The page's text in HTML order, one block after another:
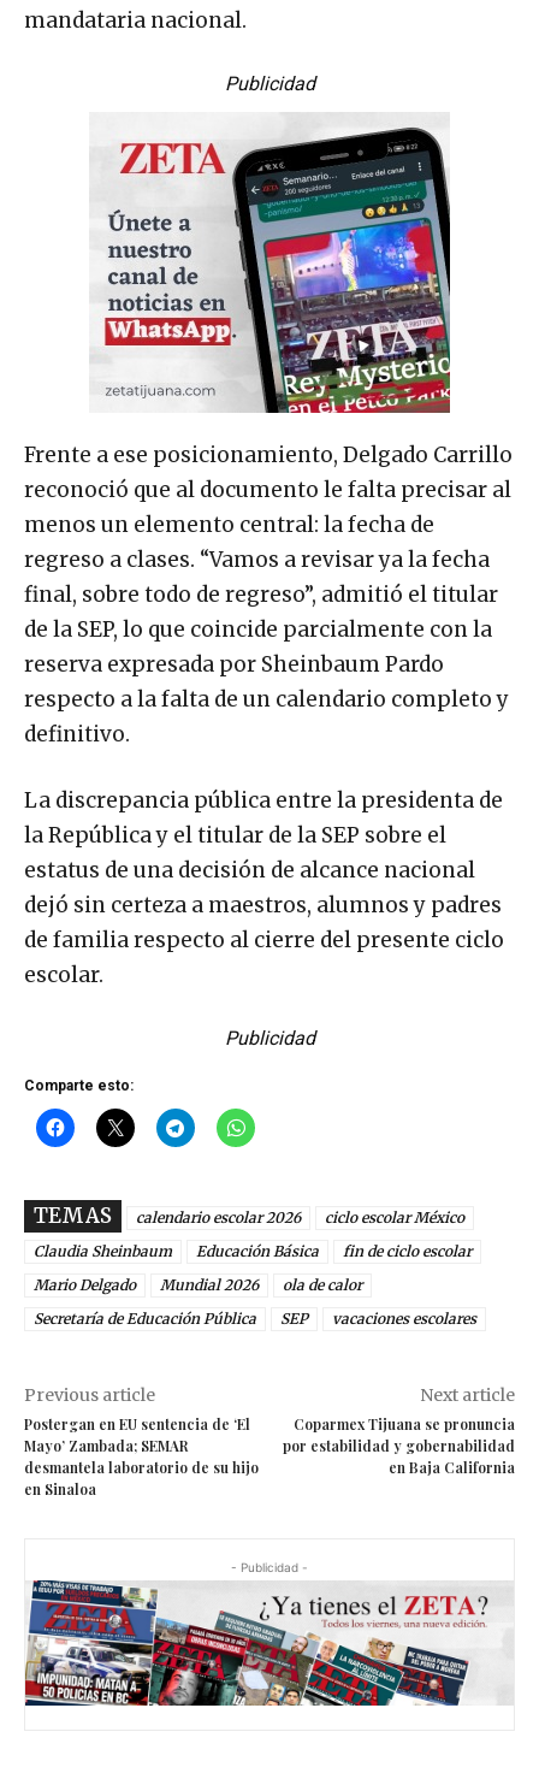
mandataria nacional.
Publicidad
Frente a ese posicionamiento, Delgado Carrillo
reconoció que al documento le falta precisar al
menos un elemento central: la fecha de
regreso a clases. “Vamos a revisar ya la fecha
final, sobre todo de regreso”, admitió el titular
de la SEP, lo que coincide parcialmente con la
reserva expresada por Sheinbaum Pardo
respecto a la falta de un calendario completo y
definitivo.
La discrepancia pública entre la presidenta de
la República y el titular de la SEP sobre el
estatus de una decisión de alcance nacional
dejó sin certeza a maestros, alumnos y padres
de familia respecto al cierre del presente ciclo
escolar.
Publicidad
Comparte esto:
TEMAS calendario escolar 2026
ciclo escolar México
Claudia Sheinbaum
Educación Básica
fin de ciclo escolar
Mario Delgado
Mundial 2026
ola de calor
Secretaría de Educación Pública
SEP vacaciones escolares
Previous article
Postergan en EU sentencia de ‘El
Mayo’ Zambada; SEMAR
desmantela laboratorio de su hijo
en Sinaloa
Next article
Coparmex Tijuana se pronuncia
por estabilidad y gobernabilidad
en Baja California
- Publicidad -